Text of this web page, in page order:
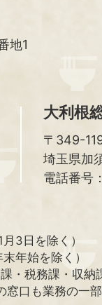
地1
大利根
〒349-
埼玉県加
電話番号
3日を除く）
年始を除く）
・税務課・収納
窓口も業務の一